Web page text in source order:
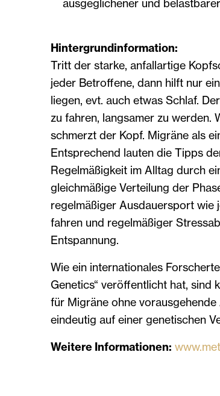
ausgeglichener und
Hintergrundinformation:
Tritt der starke, anfallartige
jeder Betroffene, dann hilft nur
liegen, evt. auch etwas Schlaf.
zu fahren, langsamer zu werden.
schmerzt der Kopf. Migräne als
Entsprechend lauten die Tipps
Regelmäßigkeit im Alltag durch
gleichmäßige Verteilung der
regelmäßiger Ausdauersport wie
fahren und regelmäßiger
Entspannung.
Wie ein internationales
Genetics“ veröffentlicht hat, sind
für Migräne ohne
eindeutig auf einer genetischen
Weitere Informationen: